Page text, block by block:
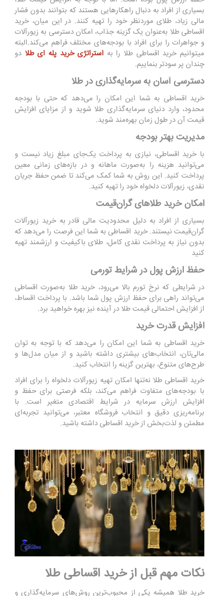
بسیاری از افراد به دنبال راهکارهایی هستند که بتوانند بدون فشار
مالی زیاد، طلای موردنظر خود را تهیه کنند. در این میان، خرید
اقساطی طلا به‌عنوان یک گزینه جذاب، امکان دسترسی به زیورآلات
و جواهرات را برای افراد با بودجه‌های مختلف فراهم می‌کند.البته
میتوانیم خرید اقساطی طلا را به استراتژی خرید پله ای طلا دو
چندان پر سودتر بنماییم.
دسترسی آسان به سرمایه‌گذاری در طلا
خرید اقساطی به شما این امکان را می‌دهد که حتی با بودجه
محدود، وارد دنیای سرمایه‌گذاری طلا شوید و از مزایای افزایش
قیمت آن در طول زمان بهره‌مند شوید.
مدیریت بهتر بودجه
با خرید اقساطی، نیازی به پرداخت یک‌جای مبلغ زیاد نیست و
می‌توانید هزینه را به‌صورت ماهانه و در بازه‌های زمانی معین
پرداخت کنید. این روش به شما کمک می‌کند تا ضمن حفظ جریان
نقدی، زیورآلات دلخواه خود را تهیه کنید.
امکان خرید طلاهای گران‌قیمت
بسیاری از افراد به دلیل محدودیت مالی قادر به خرید زیورآلات
گران‌قیمت نیستند. خرید اقساطی به شما این فرصت را می‌دهد که
بدون نیاز به پرداخت نقدی کامل، طلای باکیفیت و ارزشمند تهیه
کنید
حفظ ارزش پول در شرایط تورمی
در شرایطی که نرخ تورم بالا می‌رود، خرید طلا به‌صورت اقساطی
می‌تواند راهی برای حفظ ارزش پول شما باشد. با پرداخت اقساط،
از افزایش احتمالی قیمت طلا در آینده نیز بهره خواهید برد.
افزایش قدرت خرید
خرید اقساطی به شما این امکان را می‌دهد که با توجه به توان
مالی‌تان، انتخاب‌های بیشتری داشته باشید و از میان مدل‌ها و
طرح‌های متنوع، بهترین گزینه را انتخاب کنید.
خرید اقساطی طلا نه‌تنها امکان تهیه زیورآلات دلخواه را برای افراد
با بودجه‌های متفاوت فراهم می‌کند، بلکه فرصتی برای حفظ و
افزایش ارزش سرمایه در شرایط اقتصادی متغیر است. با
برنامه‌ریزی دقیق و انتخاب فروشگاه معتبر، می‌توانید تجربه‌ای
مطمئن و لذت‌بخش از خرید اقساطی داشته باشید.
نکات مهم قبل از خرید اقساطی طلا
خرید طلا همیشه یکی از محبوب‌ترین روش‌های سرمایه‌گذاری و